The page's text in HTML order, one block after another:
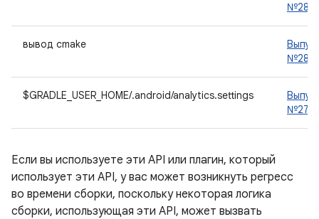
вывод cmake
$GRADLE_USER_HOME/.android/analytics.settings
Если вы используете эти API или плагин, который
использует эти API, у вас может возникнуть регресс
во времени сборки, поскольку некоторая логика
сборки, использующая эти API, может вызвать